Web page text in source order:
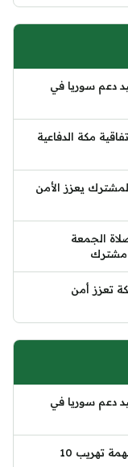
دعم سوريا في
مكة الدفاعية
يعزز الأمن
الجمعة
مشترك
تعزز أمن
دعم سوريا في
حرس الحدود بعسير يضبط 3 يمنيين بتهمة تهريب 10